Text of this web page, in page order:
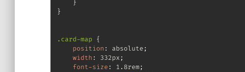
}
}
.card-map
{
position : absolute ;
width : 332px ;
font-size : 1.8rem;